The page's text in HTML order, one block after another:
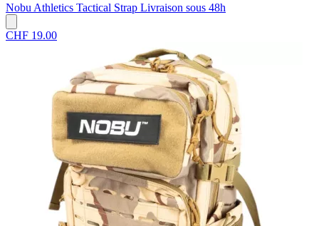
Nobu Athletics Tactical Strap Livraison sous 48h
CHF 19.00